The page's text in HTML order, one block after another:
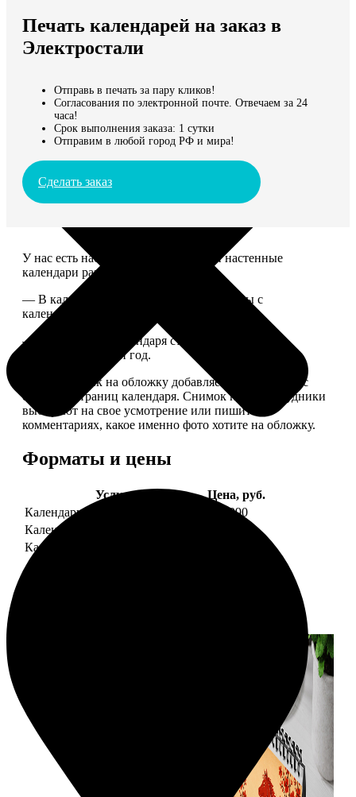
Мы доставляем по всему миру
Продолжить без города
Печать календарей на заказ в
Электростали
Отправь в печать за пару кликов!
Согласования по электронной почте. Отвечаем за 24
часа!
Срок выполнения заказа: 1 сутки
Отправим в любой город РФ и мира!
Сделать заказ
У нас есть настольные, магнитные и настенные
календари разных размеров.
— В календаре 13 листов: обложка+листы с
календарной сеткой.
— Обложка для календаря стандартная, дизайн
обновляем каждый год.
— В кружочек на обложку добавляем фотографию с
одной из страниц календаря. Снимок наши сотрудники
выбирают на свое усмотрение или пишите в
комментариях, какое именно фото хотите на обложку.
Форматы и цены
Услуга
Цена, руб.
Календарь настенный
от 1290
Календарь "домик"
Календарь магнитный отрывной